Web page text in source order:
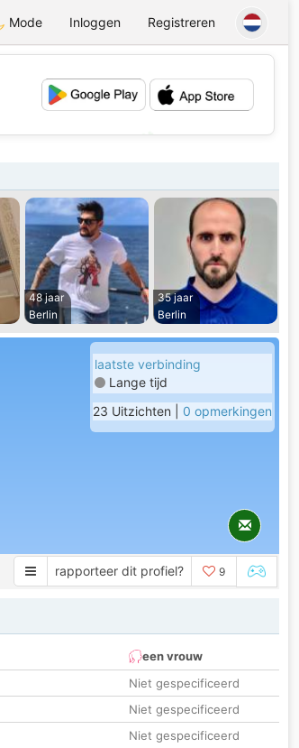
Mode Inloggen Registreren
48 jaar
Berlin
35 jaar
Berlin
laatste verbinding
Lange tijd
23 Uitzichten | 0 opmerkingen
rapporteer dit profiel? 9
een vrouw
Niet gespecificeerd
Niet gespecificeerd
Niet gespecificeerd